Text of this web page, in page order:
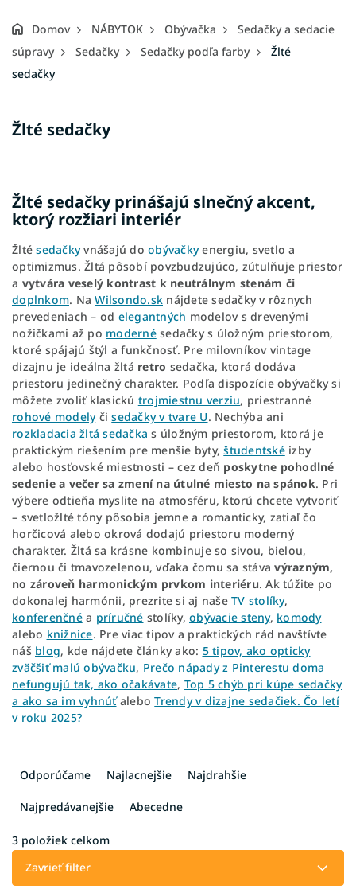
Domov NÁBYTOK Obývačka
Sedačky a sedacie
súpravy
Sedačky Sedačky podľa farby
Žlté
sedačky
Žlté sedačky
Žlté sedačky prinášajú slnečný akcent,
ktorý rozžiari interiér
Žltésedačkyvnášajú do obývačkyenergiu, svetlo a
optimizmus. Žltá pôsobí povzbudzujúco, zútulňuje priestor
a vytvára veselý kontrast k neutrálnym stenám či
doplnkom. NaWilsondo.sk nájdete sedačky v rôznych
prevedeniach – od elegantných modelov s drevenými
nožičkami až po modernésedačky s úložným priestorom,
ktoré spájajú štýl a funkčnosť. Pre milovníkov vintage
dizajnu je ideálna žltá retro sedačka, ktorá dodáva
priestoru jedinečný charakter. Podľa dispozície obývačky si
môžete zvoliť klasickú trojmiestnu verziu, priestranné
rohové modelyčisedačky v tvare U. Nechýba ani
rozkladacia žltá sedačka s úložným priestorom, ktorá je
praktickým riešením pre menšie byty,študentskéizby
alebo hosťovské miestnosti – cez deň poskytne pohodlné
sedenie a večer sa zmení na útulné miesto na spánok. Pri
výbere odtieňa myslite na atmosféru, ktorú chcete vytvoriť
– svetložlté tóny pôsobia jemne a romanticky, zatiaľ čo
horčicová alebo okrová dodajú priestoru moderný
charakter. Žltá sa krásne kombinuje so sivou, bielou,
čiernou či tmavozelenou, vďaka čomu sa stávavýrazným,
no zároveň harmonickým prvkom interiéru. Ak túžite po
dokonalej harmónii, prezrite si aj naše TV stolíky,
konferenčnéa príručné stolíky, obývacie steny, komody
alebo knižnice. Pre viac tipov a praktických rád navštívte
náš blog, kde nájdete články ako: 5 tipov, ako opticky
zväčšiť malú obývačku, Prečo nápady z Pinterestu doma
nefungujú tak, ako očakávate, Top 5 chýb pri kúpe sedačky
a ako sa im vyhnúťaleboTrendy v dizajne sedačiek. Čo letí
v roku 2025?
a
i
Odporúčame Najlacnejšie Najdrahšie
Najpredávanejšie Abecedne
3 položiek celkom
Zavrieť filter